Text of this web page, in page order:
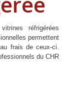
réfrigérées
permettent
frais de ceux-ci.
du CHR